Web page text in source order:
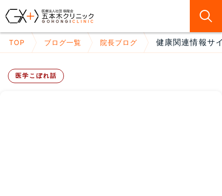
TOP ブログ一覧 院長ブログ 健康関連情報サ
医学こぼれ話